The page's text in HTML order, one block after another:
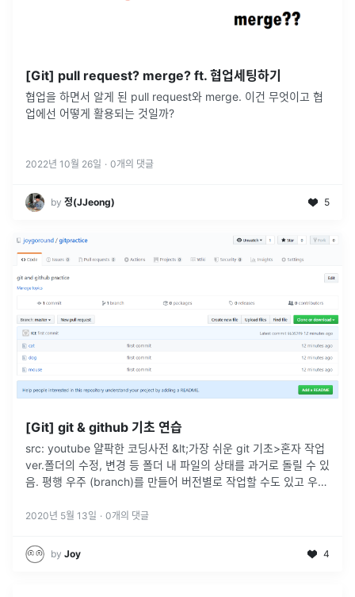
[Git] pull request? merge? ft. 협업세팅하기
협업을 하면서 알게 된 pull request와 merge. 이건 무엇이고 협
업에선 어떻게 활용되는 것일까?
2022년 10월 26일 · 0개의 댓글
by 정(JJeong) 5
[Git] git & github 기초 연습
src: youtube 얄팍한 코딩사전 &lt;가장 쉬운 git 기초>혼자 작업
ver.폴더의 수정, 변경 등 폴더 내 파일의 상태를 과거로 돌릴 수 있
음. 평행 우주 (branch)를 만들어 버전별로 작업할 수도 있고 우주
2020년 5월 13일 · 0개의 댓글
by Joy 4